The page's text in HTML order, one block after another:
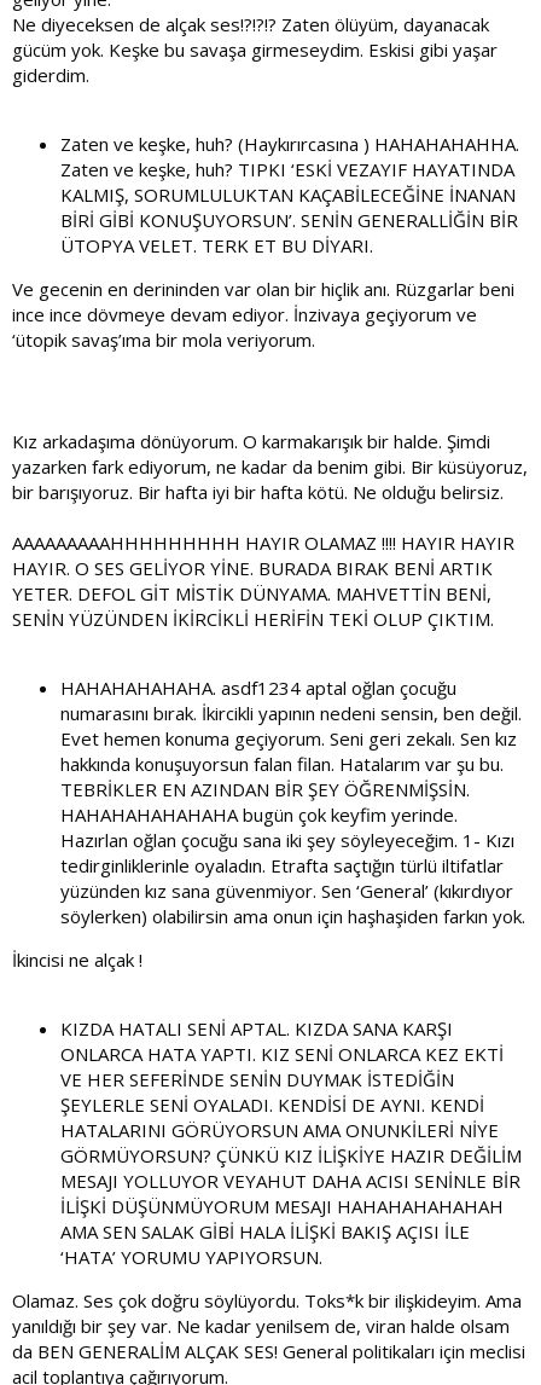
Ne diyeceksen de alçak ses!?!?!? Zaten ölüyüm, dayanacak
gücüm yok. Keşke bu savaşa girmeseydim. Eskisi gibi yaşar
giderdim.
Zaten ve keşke, huh? (Haykırırcasına ) HAHAHAHAHHA.
Zaten ve keşke, huh? TIPKI ‘ESKİ VEZAYIF HAYATINDA
KALMIŞ, SORUMLULUKTAN KAÇABİLECEĞİNE İNANAN
BİRİ GİBİ KONUŞUYORSUN’. SENİN GENERALLİĞİN BİR
ÜTOPYA VELET. TERK ET BU DİYARI.
Ve gecenin en derininden var olan bir hiçlik anı. Rüzgarlar beni
ince ince dövmeye devam ediyor. İnzivaya geçiyorum ve
‘ütopik savaş’ıma bir mola veriyorum.
Kız arkadaşıma dönüyorum. O karmakarışık bir halde. Şimdi
yazarken fark ediyorum, ne kadar da benim gibi. Bir küsüyoruz,
bir barışıyoruz. Bir hafta iyi bir hafta kötü. Ne olduğu belirsiz.
AAAAAAAAAHHHHHHHHH HAYIR OLAMAZ !!!! HAYIR HAYIR
HAYIR. O SES GELİYOR YİNE. BURADA BIRAK BENİ ARTIK
YETER. DEFOL GİT MİSTİK DÜNYAMA. MAHVETTİN BENİ,
SENİN YÜZÜNDEN İKİRCİKLİ HERİFİN TEKİ OLUP ÇIKTIM.
HAHAHAHAHAHA. asdf1234 aptal oğlan çocuğu
numarasını bırak. İkircikli yapının nedeni sensin, ben değil.
Evet hemen konuma geçiyorum. Seni geri zekalı. Sen kız
hakkında konuşuyorsun falan filan. Hatalarım var şu bu.
TEBRİKLER EN AZINDAN BİR ŞEY ÖĞRENMİŞSİN.
HAHAHAHAHAHAHA bugün çok keyfim yerinde.
Hazırlan oğlan çocuğu sana iki şey söyleyeceğim. 1- Kızı
tedirginliklerinle oyaladın. Etrafta saçtığın türlü iltifatlar
yüzünden kız sana güvenmiyor. Sen ‘General’ (kıkırdıyor
söylerken) olabilirsin ama onun için haşhaşiden farkın yok.
İkincisi ne alçak !
KIZDA HATALI SENİ APTAL. KIZDA SANA KARŞI
ONLARCA HATA YAPTI. KIZ SENİ ONLARCA KEZ EKTİ
VE HER SEFERİNDE SENİN DUYMAK İSTEDİĞİN
ŞEYLERLE SENİ OYALADI. KENDİSİ DE AYNI. KENDİ
HATALARINI GÖRÜYORSUN AMA ONUNKİLERİ NİYE
GÖRMÜYORSUN? ÇÜNKÜ KIZ İLİŞKİYE HAZIR DEĞİLİM
MESAJI YOLLUYOR VEYAHUT DAHA ACISI SENİNLE BİR
İLİŞKİ DÜŞÜNMÜYORUM MESAJI HAHAHAHAHAHAH
AMA SEN SALAK GİBİ HALA İLİŞKİ BAKIŞ AÇISI İLE
‘HATA’ YORUMU YAPIYORSUN.
Olamaz. Ses çok doğru söylüyordu. Toks*k bir ilişkideyim. Ama
yanıldığı bir şey var. Ne kadar yenilsem de, viran halde olsam
da BEN GENERALİM ALÇAK SES! General politikaları için meclisi
acil toplantıya çağırıyorum.